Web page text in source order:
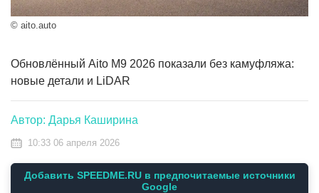
© aito.auto
Обновлённый Aito M9 2026 показали без камуфляжа:
новые детали и LiDAR
Автор: Дарья Каширина
10:33 06 апреля 2026
Добавить SPEEDME.RU в предпочитаемые источники
Google